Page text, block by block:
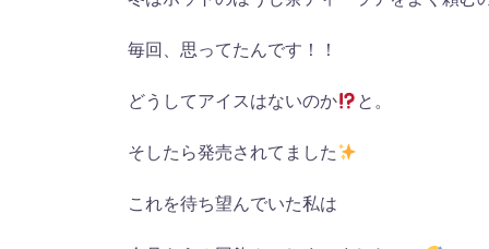
毎回、思ってたんです！！
どうしてアイスはないのか と。
そしたら発売されてました
これを待ち望んでいた私は